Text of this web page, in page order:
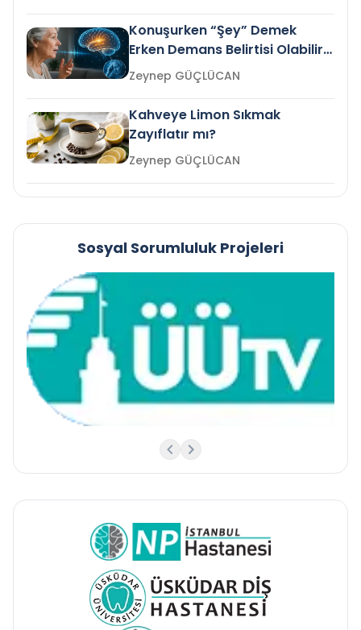
Konuşurken “Şey” Demek
Erken Demans Belirtisi Olabilir
mi?
Zeynep GÜÇLÜCAN
Kahveye Limon Sıkmak
Zayıflatır mı?
Zeynep GÜÇLÜCAN
Sosyal Sorumluluk Projeleri